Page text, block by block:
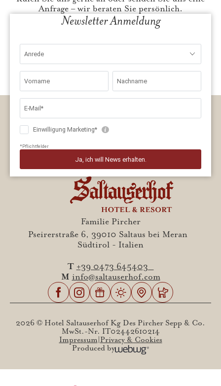
Anfrage – wir beraten Sie persönlich.
Newsletter Anmeldung
Familie Pircher
Pseirerstraße 6, 39010 Saltaus bei Meran
Südtirol - Italien
T +39 0473 645403
M info@saltauserhof.com
2026 © Hotel Saltauserhof Kg Des Pircher Sepp & Co.
MwSt.-Nr. IT02442610214
Impressum Privacy & Cookies
Produced by